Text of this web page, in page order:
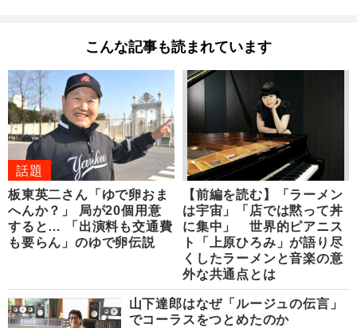
こんな記事も読まれています
話題
板東英二さん「ゆで卵おま
へんか？」 局が20個用意
すると… 「出演料も交通費
も要らん」のゆで卵伝説
【前編を読む】「ラーメン
は宇宙」「店では黙って丼
に集中」 世界的ピアニス
ト「上原ひろみ」が語り尽
くしたラーメンと音楽の意
外な共通点とは
山下達郎はなぜ「ルージュの伝言」
でコーラスをつとめたのか